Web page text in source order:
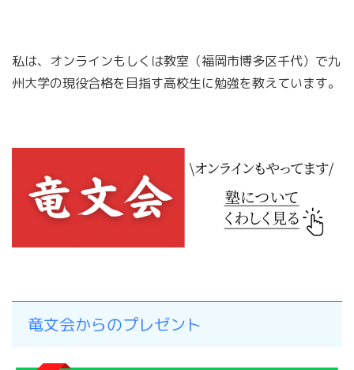
私は、オンラインもしくは教室（福岡市博多区千代）で九
州大学の現役合格を目指す高校生に勉強を教えています。
竜文会からのプレゼント